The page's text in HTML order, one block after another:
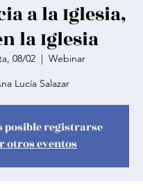
a la Iglesia,
la Iglesia
08/02
  |
Webinar
Lucía Salazar
posible registrarse
otros eventos